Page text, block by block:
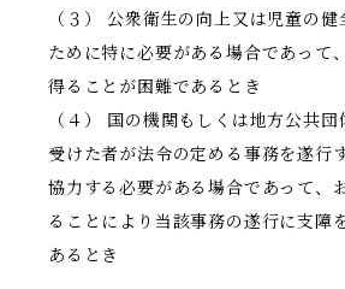
（３） 公衆衛生の向上又は児童の
ために特に必要がある場合であって
得ることが困難であるとき
（４） 国の機関もしくは地方公共
受けた者が法令の定める事務を遂行
協力する必要がある場合であって、
ることにより当該事務の遂行に支障
あるとき